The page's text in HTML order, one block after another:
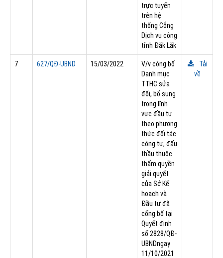
trực tuyến
trên hệ
thống Cổng
Dịch vụ công
tỉnh Đắk Lắk
7 627/QÐ-UBND 15/03/2022
V/v công bố
Danh mục
TTHC sửa
đổi, bổ sung
trong lĩnh
vực đầu tư
theo phương
thức đối tác
công tư, đấu
thầu thuộc
thẩm quyền
giải quyết
của Sở Kế
hoạch và
Đầu tư đã
cống bố tại
Quyết định
số 2828/QĐ-
UBNDngay
11/10/2021
Tải
về